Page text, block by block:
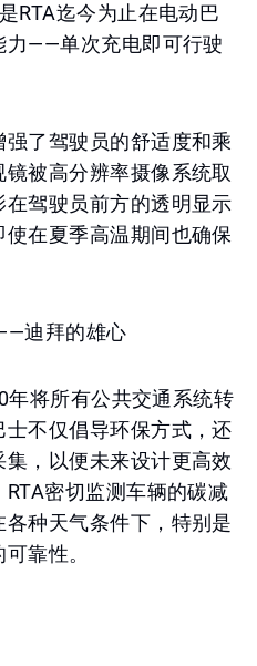
RTA迄今为止在电动巴
力——单次充电即可行驶
了驾驶员的舒适度和乘
被高分辨率摄像系统取
驾驶员前方的透明显示
在夏季高温期间也确保
迪拜的雄心
年将所有公共交通系统转
不仅倡导环保方式，还
，以便未来设计更高效
密切监测车辆的碳减
种天气条件下，特别是
靠性。